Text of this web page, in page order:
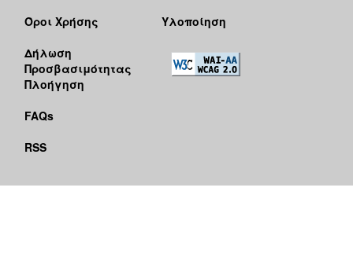
Όροι Χρήσης
Δήλωση
Προσβασιμότητας
Πλοήγηση
FAQs
RSS
Υλοποίηση